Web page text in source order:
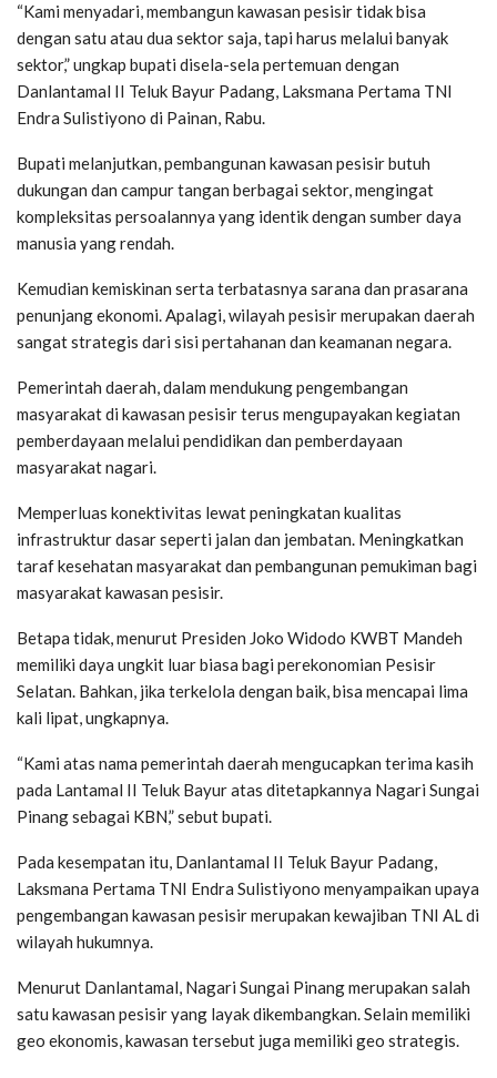
“Kami menyadari, membangun kawasan pesisir tidak bisa
dengan satu atau dua sektor saja, tapi harus melalui banyak
sektor,” ungkap bupati disela-sela pertemuan dengan
Danlantamal II Teluk Bayur Padang, Laksmana Pertama TNI
Endra Sulistiyono di Painan, Rabu.
Bupati melanjutkan, pembangunan kawasan pesisir butuh
dukungan dan campur tangan berbagai sektor, mengingat
kompleksitas persoalannya yang identik dengan sumber daya
manusia yang rendah.
Kemudian kemiskinan serta terbatasnya sarana dan prasarana
penunjang ekonomi. Apalagi, wilayah pesisir merupakan daerah
sangat strategis dari sisi pertahanan dan keamanan negara.
Pemerintah daerah, dalam mendukung pengembangan
masyarakat di kawasan pesisir terus mengupayakan kegiatan
pemberdayaan melalui pendidikan dan pemberdayaan
masyarakat nagari.
Memperluas konektivitas lewat peningkatan kualitas
infrastruktur dasar seperti jalan dan jembatan. Meningkatkan
taraf kesehatan masyarakat dan pembangunan pemukiman bagi
masyarakat kawasan pesisir.
Betapa tidak, menurut Presiden Joko Widodo KWBT Mandeh
memiliki daya ungkit luar biasa bagi perekonomian Pesisir
Selatan. Bahkan, jika terkelola dengan baik, bisa mencapai lima
kali lipat, ungkapnya.
“Kami atas nama pemerintah daerah mengucapkan terima kasih
pada Lantamal II Teluk Bayur atas ditetapkannya Nagari Sungai
Pinang sebagai KBN,” sebut bupati.
Pada kesempatan itu, Danlantamal II Teluk Bayur Padang,
Laksmana Pertama TNI Endra Sulistiyono menyampaikan upaya
pengembangan kawasan pesisir merupakan kewajiban TNI AL di
wilayah hukumnya.
Menurut Danlantamal, Nagari Sungai Pinang merupakan salah
satu kawasan pesisir yang layak dikembangkan. Selain memiliki
geo ekonomis, kawasan tersebut juga memiliki geo strategis.